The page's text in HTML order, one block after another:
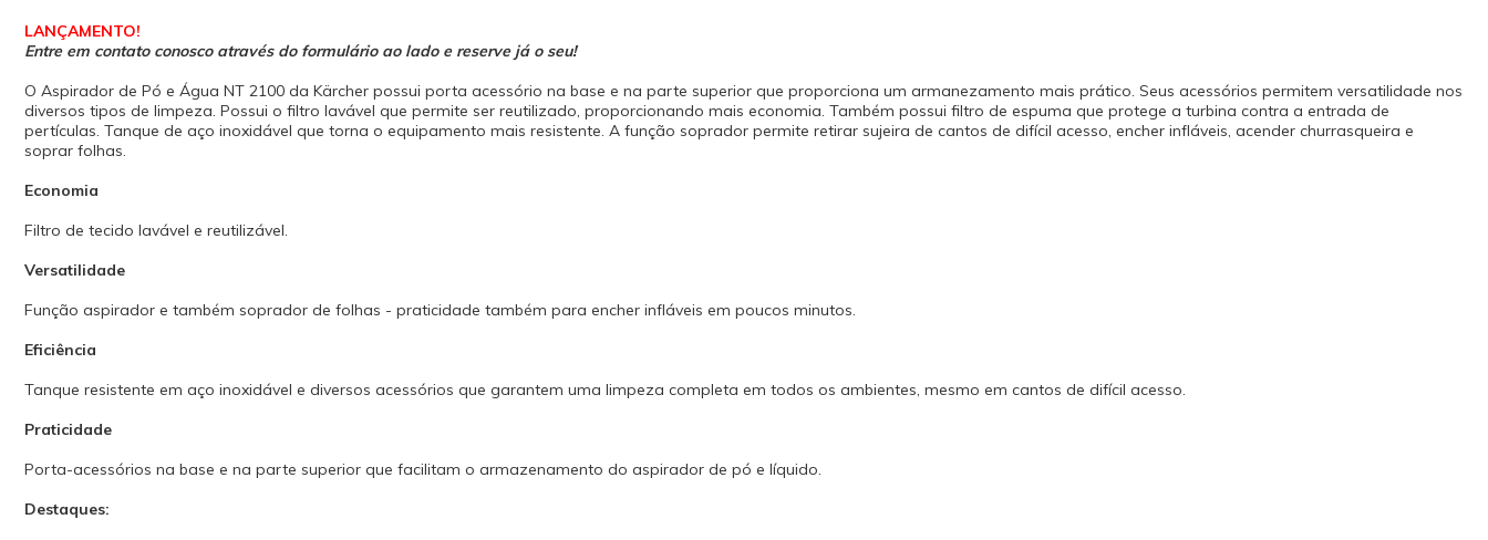
Sucção 01 Filtro de Tecido 01 Filtro de Espuma 01
Bocal de Pisos 01 Bocal de Cantos 01 Manual de
Instruções Dados Técnicos Modelo: NT 2100
Tensão (V): 127 | 220 Potência máxima (W): 1.600
contra defeito de fabricação).
LANÇAMENTO!
Entre em contato conosco através do formulário ao lado e reserve já o seu!
O Aspirador de Pó e Água NT 2100 da Kärcher possui porta acessório na base e na parte superior que proporciona um armanezamento mais prático. Seus acessórios permitem versatilidade nos
diversos tipos de limpeza. Possui o filtro lavável que permite ser reutilizado, proporcionando mais economia. Também possui filtro de espuma que protege a turbina contra a entrada de
pertículas. Tanque de aço inoxidável que torna o equipamento mais resistente. A função soprador permite retirar sujeira de cantos de difícil acesso, encher infláveis, acender churrasqueira e
soprar folhas.
Economia
Filtro de tecido lavável e reutilizável.
Versatilidade
Função aspirador e também soprador de folhas - praticidade também para encher infláveis em poucos minutos.
Eficiência
Tanque resistente em aço inoxidável e diversos acessórios que garantem uma limpeza completa em todos os ambientes, mesmo em cantos de difícil acesso.
Praticidade
Porta-acessórios na base e na parte superior que facilitam o armazenamento do aspirador de pó e líquido.
Destaques: